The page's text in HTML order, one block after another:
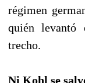
régimen
quién
trecho.
Ni Kohl se